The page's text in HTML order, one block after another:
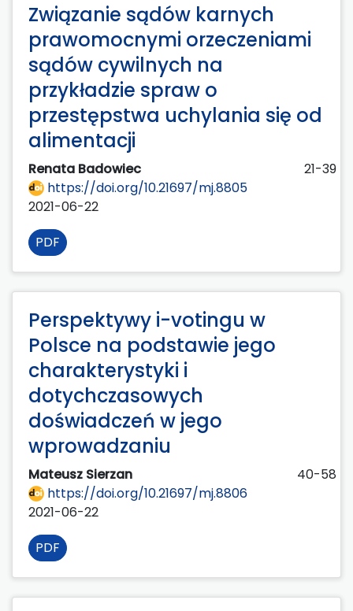
Związanie sądów karnych
prawomocnymi orzeczeniami
sądów cywilnych na
przykładzie spraw o
przestępstwa uchylania się od
alimentacji
Renata Badowiec
21-39
https://doi.org/10.21697/mj.8805
2021-06-22
PDF
Perspektywy i-votingu w
Polsce na podstawie jego
charakterystyki i
dotychczasowych
doświadczeń w jego
wprowadzaniu
Mateusz Sierzan
40-58
https://doi.org/10.21697/mj.8806
2021-06-22
PDF